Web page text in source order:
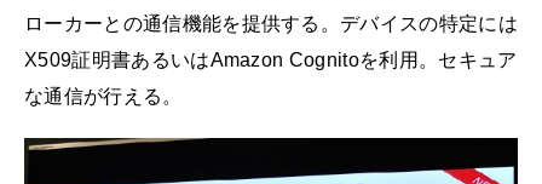
ローカーとの通信機能を提供する。デバイスの特定には
X509証明書あるいはAmazon Cognitoを利用。セキュア
な通信が行える。